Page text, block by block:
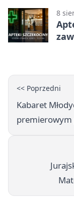
8
<< Poprzedni
Kabaret